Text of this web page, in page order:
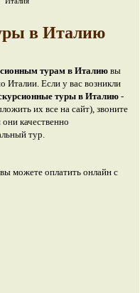
в Италию
турам в Италию вы
Если у вас возникли
туры в Италию -
их все на сайт), звоните
качественно
тур.
можете оплатить онлайн с